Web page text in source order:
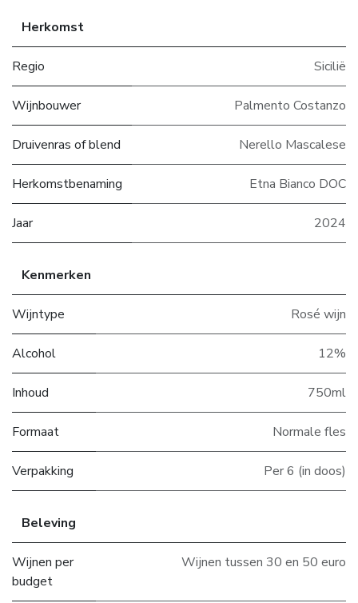
Herkomst
Regio Sicilië
Wijnbouwer Palmento Costanzo
Druivenras of blend Nerello Mascalese
Herkomstbenaming Etna Bianco DOC
Jaar 2024
Kenmerken
Wijntype Rosé wijn
Alcohol 12%
Inhoud 750ml
Formaat Normale fles
Verpakking Per 6 (in doos)
Beleving
Wijnen per
budget
Wijnen tussen 30 en 50 euro